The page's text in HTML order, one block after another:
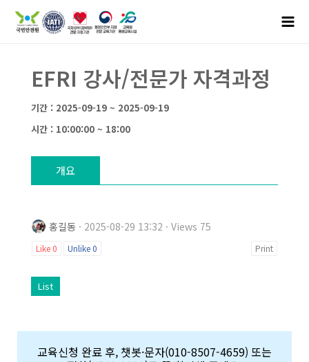
EFRI 강사/전문가 자격과정
기간 : 2025-09-19 ~ 2025-09-19
시간 : 10:00:00 ~ 18:00
개요
홍길동 · 2025-08-29 13:32 · Views 75
Like 0 Unlike0 Print
List
교육신청 완료 후, 챗봇·문자(010-8507-4659) 또는